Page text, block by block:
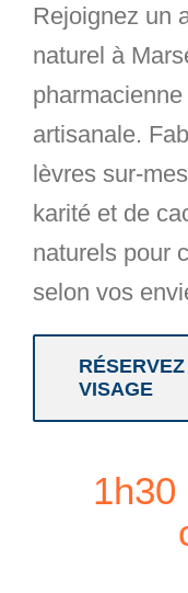
Rejoignez un
naturel à
artisanale.
lèvres sur-
karité et de
naturels pour
selon vos
VISAGE
1h30